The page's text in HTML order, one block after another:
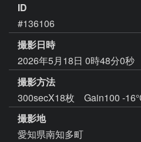
ID
#136106
撮影日時
2026年5月18日 0時48分0秒
撮影方法
300secX18枚 Gain100 -
撮影地
愛知県南知多町